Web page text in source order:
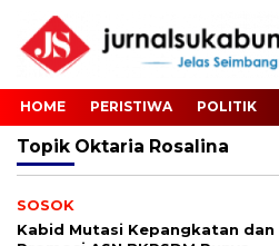
HOME PERISTIWA POLITIK
Topik Oktaria Rosalina
SOSOK
Kabid Mutasi Kepangkatan dan